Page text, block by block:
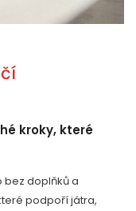
kroky, které
bez doplňků a
podpoří játra,